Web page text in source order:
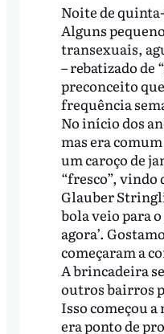
Noite de
Alguns
transexuais,
– rebatizado de
preconceito
frequência
No início dos
mas era
um caroço de
“fresco”, vindo
Glauber
bola veio para
agora’.
começaram a
A brincadeira
outros bairros
Isso começou
era ponto de